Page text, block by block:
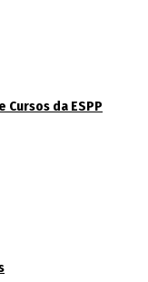
da ESPP